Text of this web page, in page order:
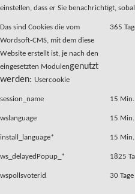
einstellen, dass er Sie benachrichtigt,
Das sind Cookies die vom
Wordsoft-CMS, mit dem diese
Website erstellt ist, je nach den
eingesetzten Modulengenutzt
werden: Usercookie
365
session_name 15 Min.
wslanguage 15 Min.
install_language* 15 Min.
ws_delayedPopup_* 1825
wspollsvoterid 30 Tage